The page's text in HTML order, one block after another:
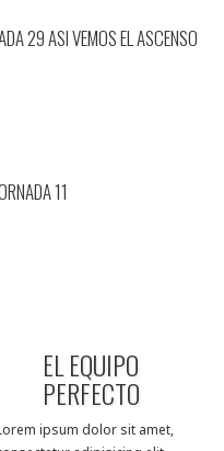
29 ASI VEMOS EL ASCENSO
11
EL EQUIPO
PERFECTO
ipsum dolor sit amet,